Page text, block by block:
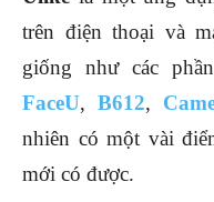
trên điện thoại và
giống như các
FaceU,B612,
nhiên có một vài
mới có được.